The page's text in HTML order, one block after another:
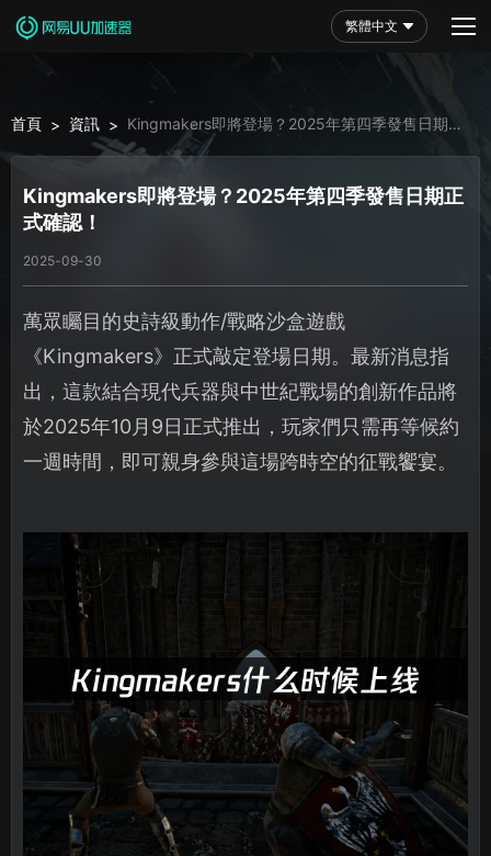
繁體中文
首頁 > 資訊 > Kingmakers即將登場？2025年第四季發售日期正
式確認！
Kingmakers即將登場？2025年第四季發售日期正
式確認！
2025-09-30
萬眾矚目的史詩級動作/戰略沙盒遊戲
《Kingmakers》正式敲定登場日期。最新消息指
出，這款結合現代兵器與中世紀戰場的創新作品將
於2025年10月9日正式推出，玩家們只需再等候約
一週時間，即可親身參與這場跨時空的征戰饗宴。